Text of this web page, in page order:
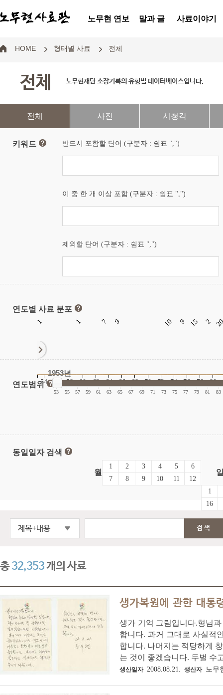
노무현 연보 말과 글 사료이야기
HOME 형태별 사료 전체
전체 노무현재단 소장기록의 유형별 데이터베이스입니다.
전체 사진 시청각
키워드 반드시 포함할 단어 (구분자 : 쉼표 ",")
이 중 한 개 이상 포함 (구분자 : 쉼표 ",")
제외할 단어 (구분자 : 쉼표 ",")
연도별 사료 분포
54 58 60 62 64 66 68 70 72 74 76 78 80
1 1 7 9 10 9 15 2
연도범위
1953년
|
53 55 57 59 61 63 65 67 69 71 73 75 77 79 81 83
동일일자 검색
월
1 2 3 4 5
6
7
8 9 10 11 12
1
16
제목+내용 검색
총32,353개의 사료
생가복원에 관한 대통
생가 기억 그림입니다.형님
합니다. 과거 그대로 사실적
합니다. 나머지는 적당하게
는 것이 좋겠습니다. 두벌 수
생산일자 2008.08.21. 생산자 노무